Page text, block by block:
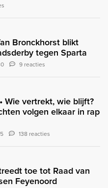
Bronckhorst blikt
tegen Sparta
9 reacties
Wie vertrekt, wie blijft?
volgen elkaar in rap
138 reacties
toe tot Raad van
Feyenoord